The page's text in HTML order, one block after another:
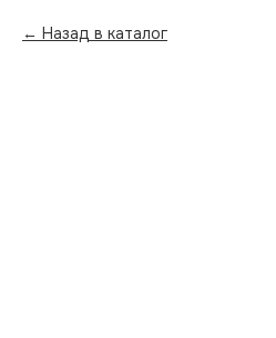
Назад в каталог